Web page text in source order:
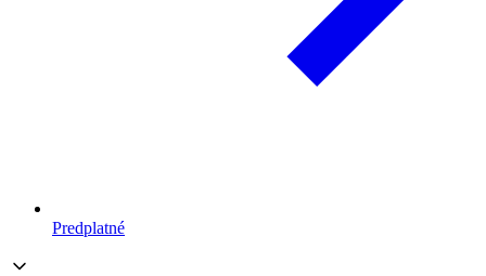
Predplatné